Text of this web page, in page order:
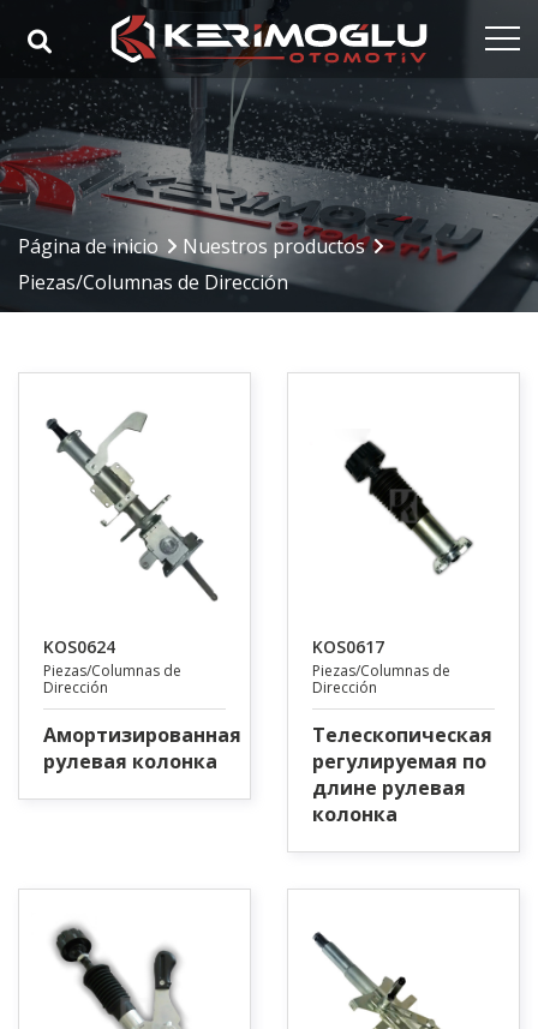
Página de inicio
Corporativo
Nuestras competencias
Nuestros productos
Sectores
Referencias
Medios de comunicación
Contacto
Página de inicio
Nuestros productos
Piezas/Columnas de Dirección
KOS0624
Piezas/Columnas de
Dirección
Амортизированная
рулевая колонка
KOS0617
Piezas/Columnas de
Dirección
Телескопическая
регулируемая по
длине рулевая
колонка